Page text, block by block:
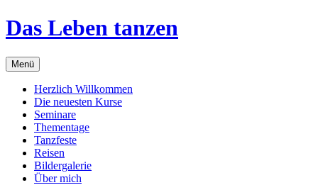
Das Leben tanzen
Menü Zum
Inhalt
springen
Herzlich Willkommen
Die neuesten Kurse
Seminare
Thementage
Tanzfeste
Reisen
Bildergalerie
Über mich